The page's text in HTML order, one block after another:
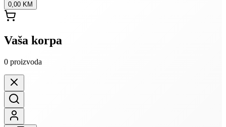
0,00 KM
Vaša korpa
0 proizvoda